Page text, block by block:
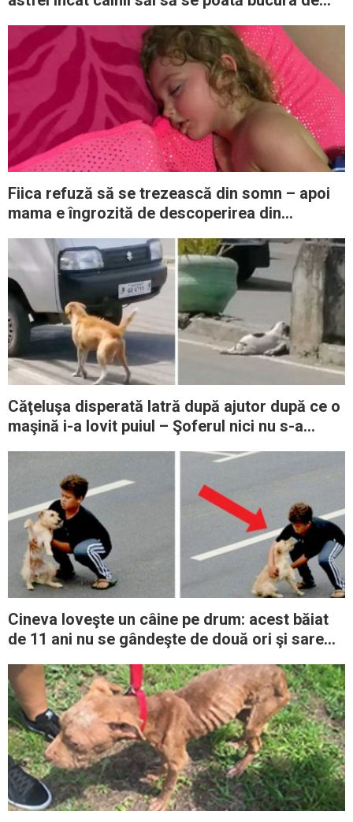
Fiica refuză să se trezească din somn – apoi
mama e îngrozită de descoperirea din
Căţeluşa disperată latră după ajutor după ce o
maşină i-a lovit puiul – Şoferul nici nu s-a
Cineva loveşte un câine pe drum: acest băiat
de 11 ani nu se gândeşte de două ori şi sare